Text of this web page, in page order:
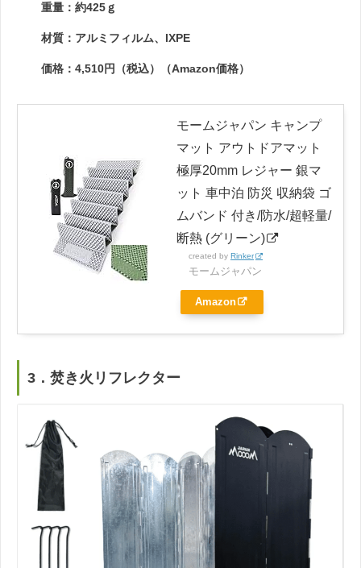
重量：約425ｇ
材質：アルミフィルム、IXPE
価格：4,510円（税込）（Amazon価格）
モームジャパン キャンプ
マット アウトドアマット
極厚20mm レジャー 銀マ
ット 車中泊 防災 収納袋 ゴ
ムバンド 付き/防水/超軽量/
断熱 (グリーン)
created by Rinker
モームジャパン
Amazon
3．焚き火リフレクター